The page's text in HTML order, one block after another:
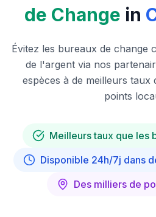
de Change in
Évitez les bureaux de change
de l'argent via nos
espèces à de meilleurs taux
points
Meilleurs taux que les
Disponible 24h/7j dans
Des milliers de